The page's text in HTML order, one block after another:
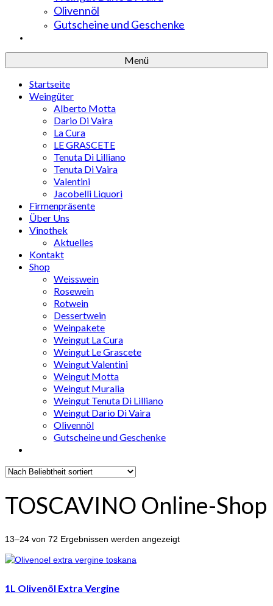
Olivennöl
Gutscheine und Geschenke
Menü
Startseite
Weingüter
Alberto Motta
Dario Di Vaira
La Cura
LE GRASCETE
Tenuta Di Lilliano
Tenuta Di Vaira
Valentini
Jacobelli Liquori
Firmenpräsente
Über Uns
Vinothek
Aktuelles
Kontakt
Shop
Weisswein
Rosewein
Rotwein
Dessertwein
Weinpakete
Weingut La Cura
Weingut Le Grascete
Weingut Valentini
Weingut Motta
Weingut Muralia
Weingut Tenuta Di Lilliano
Weingut Dario Di Vaira
Olivennöl
Gutscheine und Geschenke
TOSCAVINO Online-Shop
13–24 von 72 Ergebnissen werden angezeigtNach
1L Olivenöl Extra Vergine